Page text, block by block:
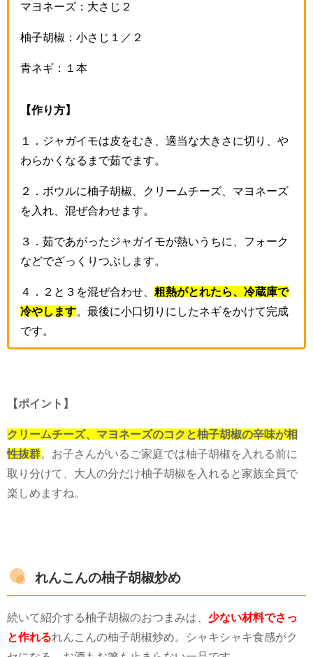
マヨネーズ：大さじ２
柚子胡椒：小さじ１／２
青ネギ：１本
【作り方】
１．ジャガイモは皮をむき、適当な大きさに切り、や
わらかくなるまで茹でます。
２．ボウルに柚子胡椒、クリームチーズ、マヨネーズ
を入れ、混ぜ合わせます。
３．茹であがったジャガイモが熱いうちに、フォーク
などでざっくりつぶします。
４．２と３を混ぜ合わせ、 粗熱がとれたら、冷蔵庫で
冷やします 。最後に小口切りにしたネギをかけて完成
です。
【ポイント】
クリームチーズ、マヨネーズのコクと柚子胡椒の辛味が相
性抜群 。お子さんがいるご家庭では柚子胡椒を入れる前に
取り分けて、大人の分だけ柚子胡椒を入れると家族全員で
楽しめますね。
れんこんの柚子胡椒炒め
続いて紹介する柚子胡椒のおつまみは、 少ない材料でさっ
と作れるれんこんの柚子胡椒炒め。シャキシャキ食感がク